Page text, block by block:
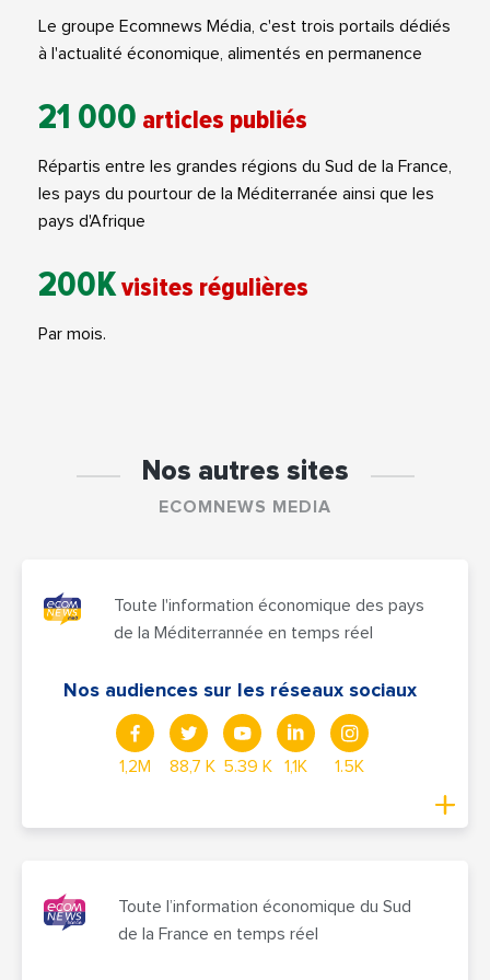
Le groupe Ecomnews Média, c'est trois portails dédiés
à l'actualité économique, alimentés en permanence
21 000 articles publiés
Répartis entre les grandes régions du Sud de la France,
les pays du pourtour de la Méditerranée ainsi que les
pays d'Afrique
200Kvisites régulières
Par mois.
Nos autres sites
ECOMNEWS MEDIA
Toute l'information économique des pays
de la Méditerrannée en temps réel
Nos audiences sur les réseaux sociaux
1,2M 88,7 K 5.39 K 1,1K 1.5K
Toute l’information économique du Sud
de la France en temps réel